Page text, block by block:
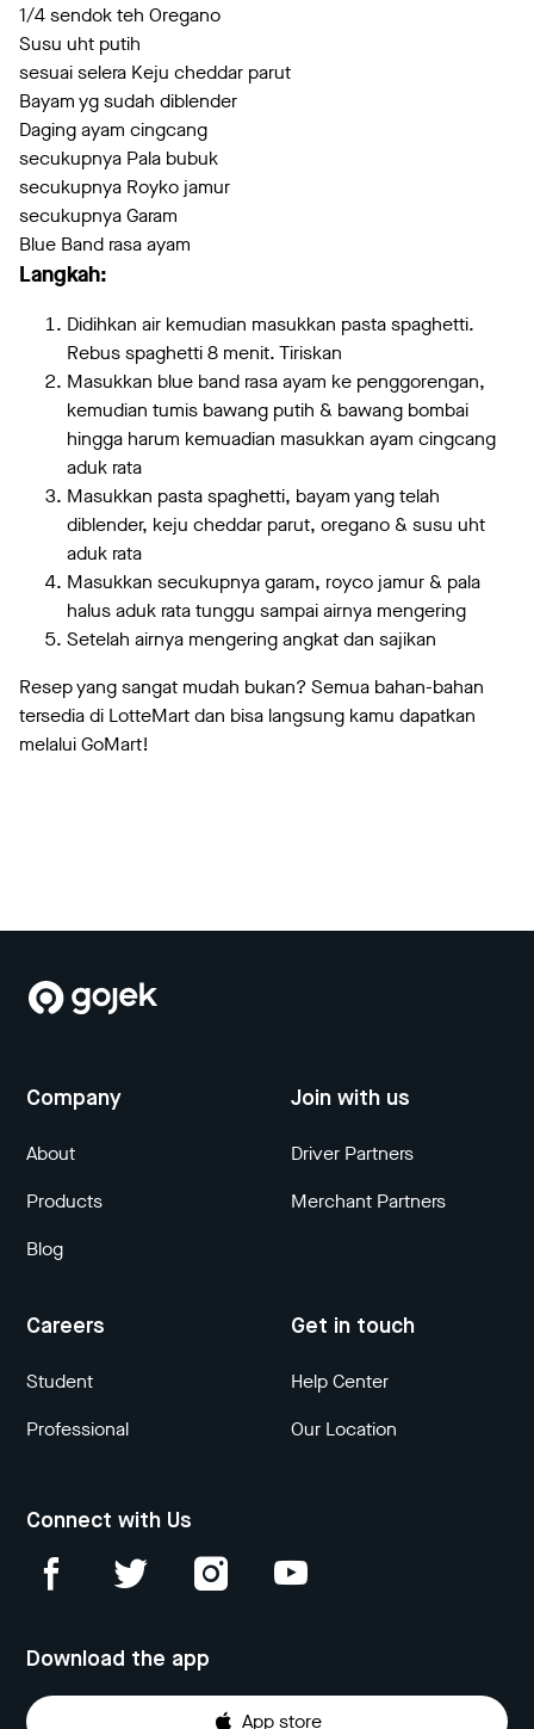
1/4 sendok teh Oregano
Susu uht putih
sesuai selera Keju cheddar parut
Bayam yg sudah diblender
Daging ayam cingcang
secukupnya Pala bubuk
secukupnya Royko jamur
secukupnya Garam
Blue Band rasa ayam
Langkah:
Didihkan air kemudian masukkan pasta spaghetti.
Rebus spaghetti 8 menit. Tiriskan
Masukkan blue band rasa ayam ke penggorengan,
kemudian tumis bawang putih & bawang bombai
hingga harum kemuadian masukkan ayam cingcang
aduk rata
Masukkan pasta spaghetti, bayam yang telah
diblender, keju cheddar parut, oregano & susu uht
aduk rata
Masukkan secukupnya garam, royco jamur & pala
halus aduk rata tunggu sampai airnya mengering
Setelah airnya mengering angkat dan sajikan
Resep yang sangat mudah bukan? Semua bahan-bahan
tersedia di LotteMart dan bisa langsung kamu dapatkan
melalui GoMart!
Company
About
Products
Blog
Join with us
Driver Partners
Merchant Partners
Careers
Student
Professional
Get in touch
Help Center
Our Location
Connect with Us
Download the app
App store